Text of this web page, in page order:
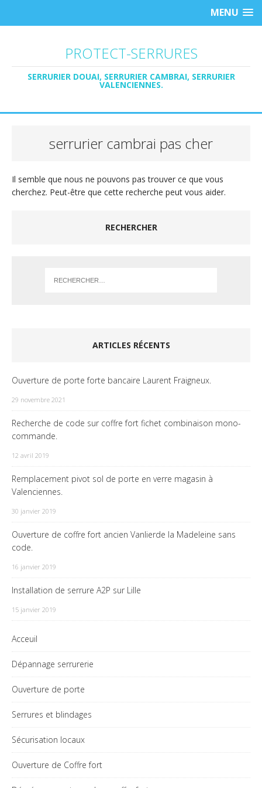
MENU
PROTECT-SERRURES
SERRURIER DOUAI, SERRURIER CAMBRAI, SERRURIER
VALENCIENNES.
serrurier cambrai pas cher
Il semble que nous ne pouvons pas trouver ce que vous
cherchez. Peut-être que cette recherche peut vous aider.
RECHERCHER
ARTICLES RÉCENTS
Ouverture de porte forte bancaire Laurent Fraigneux.
29 novembre 2021
Recherche de code sur coffre fort fichet combinaison mono-
commande.
12 avril 2019
Remplacement pivot sol de porte en verre magasin à
Valenciennes.
30 janvier 2019
Ouverture de coffre fort ancien Vanlierde la Madeleine sans
code.
16 janvier 2019
Installation de serrure A2P sur Lille
15 janvier 2019
Acceuil
Dépannage serrurerie
Ouverture de porte
Serrures et blindages
Sécurisation locaux
Ouverture de Coffre fort